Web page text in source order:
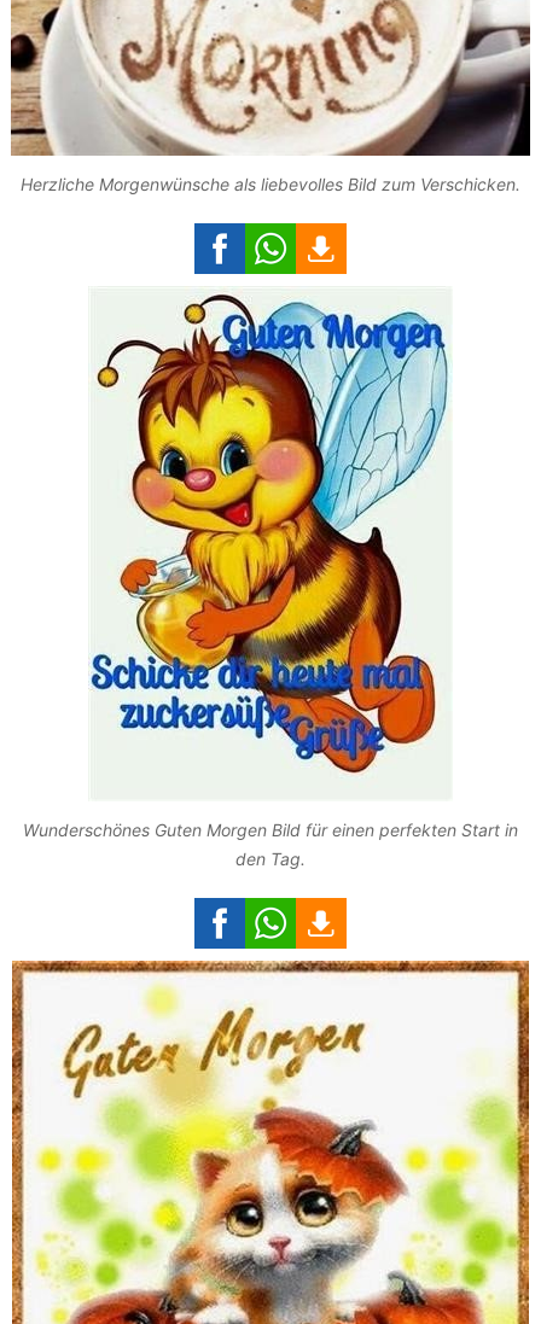
Herzliche Morgenwünsche als liebevolles Bild zum Verschicken.
Wunderschönes Guten Morgen Bild für einen perfekten Start in
den Tag.